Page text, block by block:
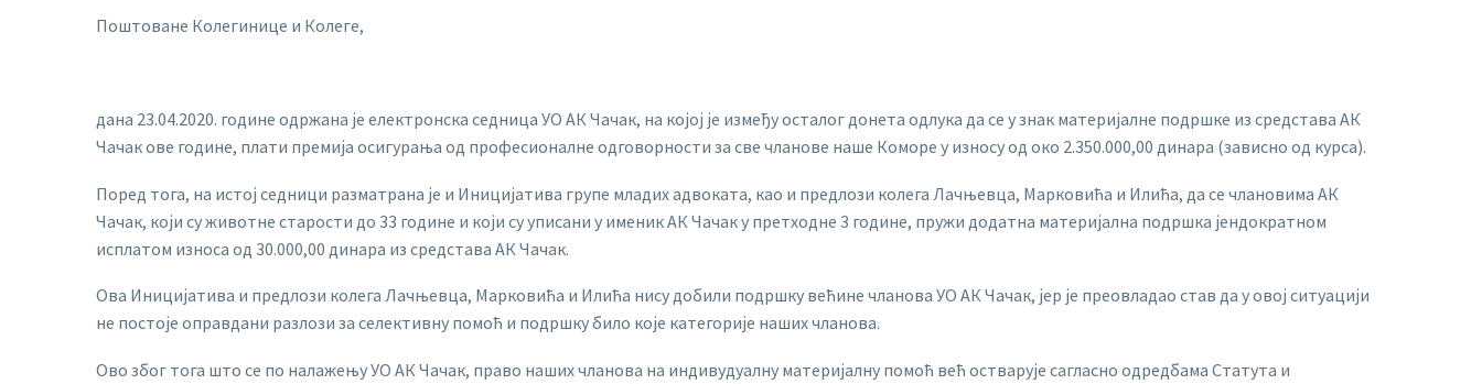
Поштоване Колегинице и Колегe,
дана 23.04.2020. године одржана је електронска седница УО АК Чачак, на којој је између осталог донета одлука да се у знак материјалне подршке из средстава АК
Чачак ове године, плати премија осигурања од професионалне одговорности за све чланове наше Коморе у износу од око 2.350.000,00 динара (зависно од курса).
Поред тога, на истој седници разматрана је и Иницијатива групе младих адвоката, као и предлози колега Лачњевца, Марковића и Илића, да се члановима АК
Чачак, који су животне старости до 33 године и који су уписани у именик АК Чачак у претходне 3 године, пружи додатна материјална подршка јендократном
исплатом износа од 30.000,00 динара из средстава АК Чачак.
Ова Иницијатива и предлози колега Лачњевца, Марковића и Илића нису добили подршку већине чланова УО АК Чачак, јер је преовладао став да у овој ситуацији
не постоје оправдани разлози за селективну помоћ и подршку било које категорије наших чланова.
Ово због тога што се по налажењу УО АК Чачак, право наших чланова на индивудуалну материјалну помоћ већ остварује сагласно одредбама Статута и